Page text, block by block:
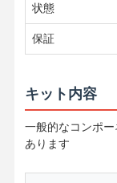
品質管理
幼虫のエンジン
クボタ エンジ
状態
保証
キット内容
一般的なコンポ
あります